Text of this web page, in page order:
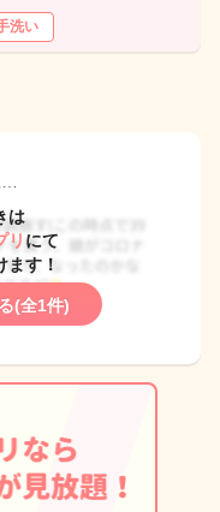
洗い
は
リ にて
ます！
(全1件)